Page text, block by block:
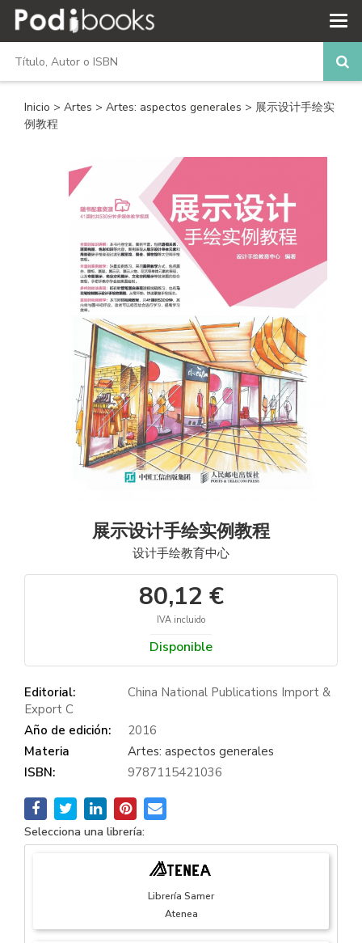
Inicio > Artes > Artes: aspectos generales > 展示设计手绘实
例教程
展示设计手绘实例教程
设计手绘教育中心
80,12 €
IVA incluido
Disponible
Editorial:
China National Publications Import &
Export C
Año de edición:
2016
Materia
Artes: aspectos generales
ISBN:
9787115421036
Selecciona una librería:
Librería Samer
Atenea